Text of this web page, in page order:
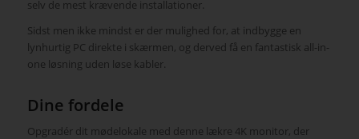
selv de mest krævende installationer.
Sidst men ikke mindst er der mulighed for, at indbygge en
lynhurtig PC direkte i skærmen, og derved få en fantastisk all-in-
one løsning uden løse kabler.
Dine fordele
Opgradér dit mødelokale med denne lækre 4K monitor, der